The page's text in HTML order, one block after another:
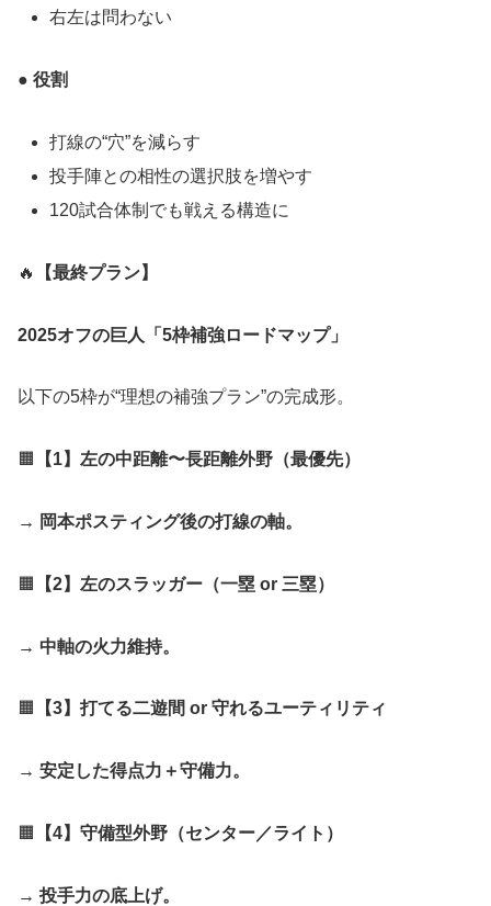
右左は問わない
● 役割
打線の“穴”を減らす
投手陣との相性の選択肢を増やす
120試合体制でも戦える構造に
🔥 【最終プラン】
2025オフの巨人「5枠補強ロードマップ」
以下の5枠が“理想の補強プラン”の完成形。
🟧 【1】左の中距離〜長距離外野（最優先）
→ 岡本ポスティング後の打線の軸。
🟧 【2】左のスラッガー（一塁 or 三塁）
→ 中軸の火力維持。
🟧 【3】打てる二遊間 or 守れるユーティリティ
→ 安定した得点力＋守備力。
🟧 【4】守備型外野（センター／ライト）
→ 投手力の底上げ。